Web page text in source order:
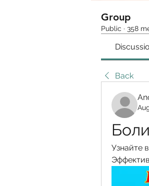
Group
Public · 358
Back
Узнайте